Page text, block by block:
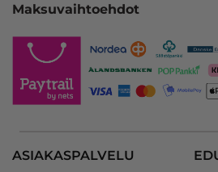
Maksuvaihtoehdot
ASIAKASPALVELU